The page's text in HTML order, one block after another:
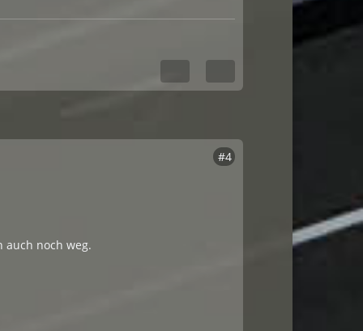
#4
auch noch weg.